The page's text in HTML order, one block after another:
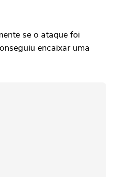
se o ataque foi
encaixar uma